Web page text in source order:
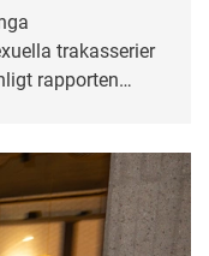
trakasserier
rapporten